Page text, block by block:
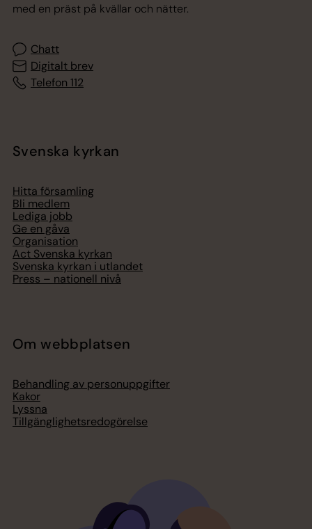
med en präst på kvällar och nätter.
Chatt
Digitalt brev
Telefon 112
Svenska kyrkan
Hitta församling
Bli medlem
Lediga jobb
Ge en gåva
Organisation
Act Svenska kyrkan
Svenska kyrkan i utlandet
Press – nationell nivå
Om webbplatsen
Behandling av personuppgifter
Kakor
Lyssna
Tillgänglighetsredogörelse